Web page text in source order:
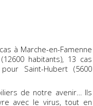
à Marche-en-Famenne
habitants), 13 cas
Saint-Hubert (5600
de notre avenir… Ils
avec le virus, tout en